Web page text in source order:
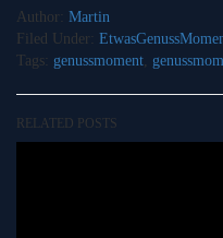
Author: Martin
Filed Under:
Tags: genussmoment
RELATED POSTS